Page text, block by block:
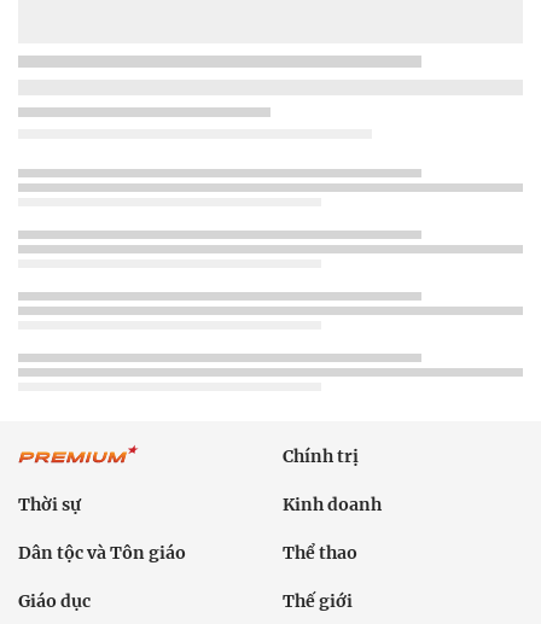
Chính trị
Thời sự Kinh doanh
Dân tộc và Tôn giáo Thể thao
Giáo dục Thế giới